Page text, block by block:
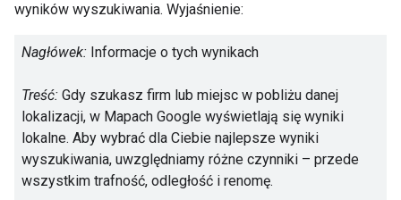
wyników wyszukiwania. Wyjaśnienie:
Nagłówek: Informacje o tych wynikach
Treść: Gdy szukasz firm lub miejsc w pobliżu danej
lokalizacji, w Mapach Google wyświetlają się wyniki
lokalne. Aby wybrać dla Ciebie najlepsze wyniki
wyszukiwania, uwzględniamy różne czynniki – przede
wszystkim trafność, odległość i renomę.